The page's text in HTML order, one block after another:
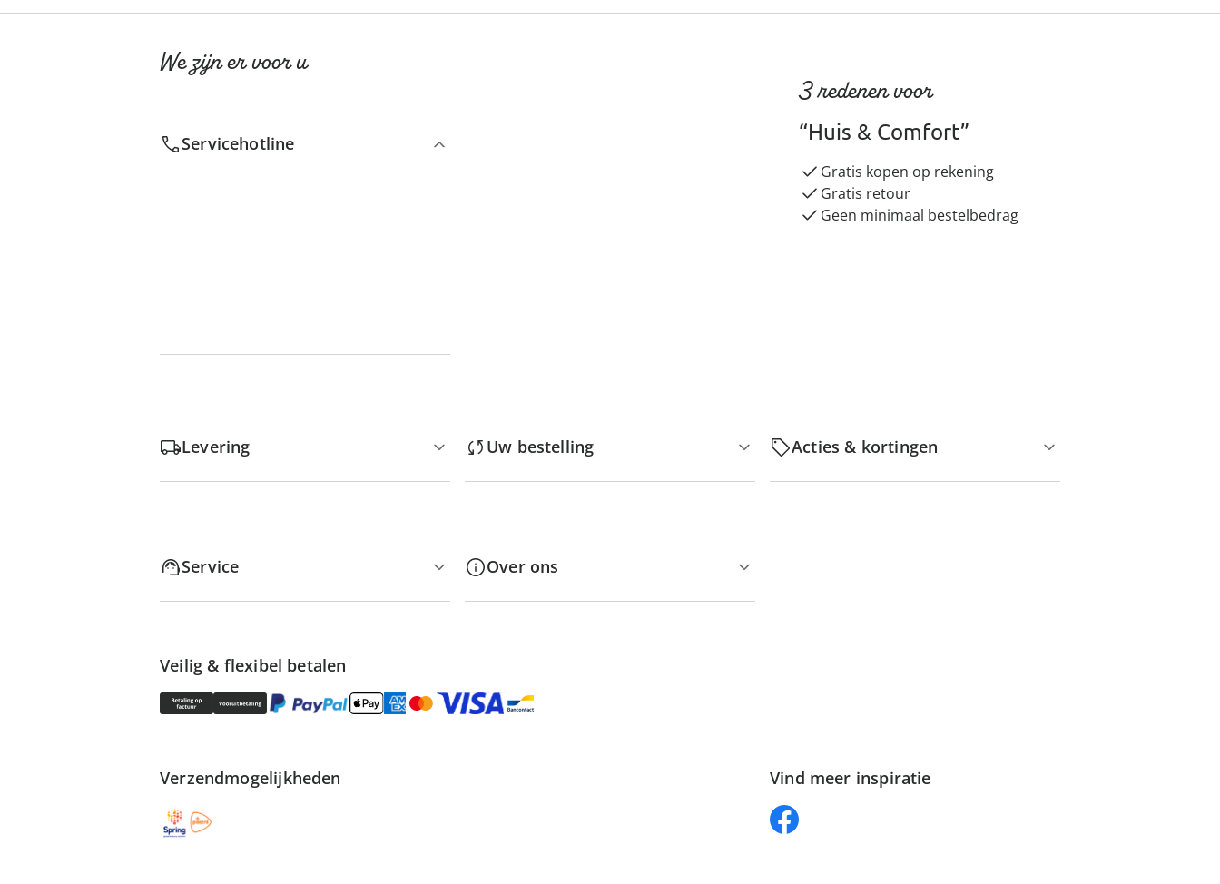
We zijn er voor u
Servicehotline
3 redenen voor
“Huis & Comfort”
Gratis kopen op rekening
Gratis retour
Geen minimaal bestelbedrag
Levering Uw bestelling Acties & kortingen
Service Over ons
Veilig & flexibel betalen
Verzendmogelijkheden Vind meer inspiratie